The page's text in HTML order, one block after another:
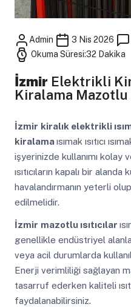
Admin 3 Nis 2026
Okuma Süresi:32 Dakika
İzmir Elektrikli
Kiralama Mazotlu
İzmir kiralık elektrikli
kiralamaısımak ısıtıcı
işyerinizde kullanımı kolay
ısıtıcıların kapalı bir
havalandırmanın yeterli
edilmelidir.
İzmir mazotlu ısıtıcılar
genellikle endüstriyel
veya acil durumlarda
Enerji verimliliği sağlayan
tasarruf ederken kaliteli
faydalanabilirsiniz.